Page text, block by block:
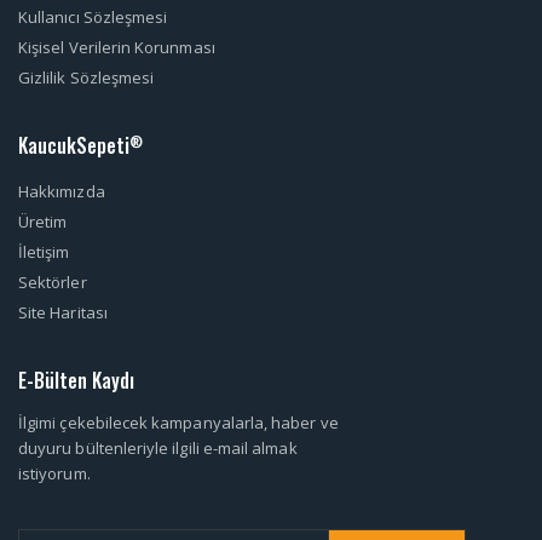
Kullanıcı Sözleşmesi
Kişisel Verilerin Korunması
Gizlilik Sözleşmesi
KaucukSepeti®
Hakkımızda
Üretim
İletişim
Sektörler
Site Haritası
E-Bülten Kaydı
İlgimi çekebilecek kampanyalarla, haber ve
duyuru bültenleriyle ilgili e-mail almak
istiyorum.